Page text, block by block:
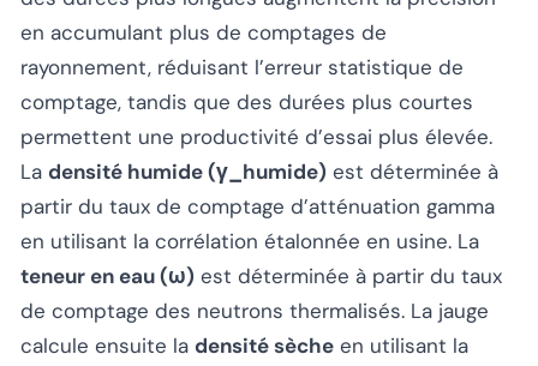
en accumulant plus de comptages de
rayonnement, réduisant l’erreur statistique de
comptage, tandis que des durées plus courtes
permettent une productivité d’essai plus élevée.
La densité humide (γ_humide) est déterminée à
partir du taux de comptage d’atténuation gamma
en utilisant la corrélation étalonnée en usine. La
teneur en eau (ω) est déterminée à partir du taux
de comptage des neutrons thermalisés. La jauge
calcule ensuite la densité sèche en utilisant la